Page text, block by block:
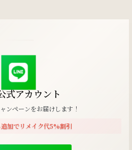
式アカウント
ンペーンをお届けします！
加でリメイク代5%割引